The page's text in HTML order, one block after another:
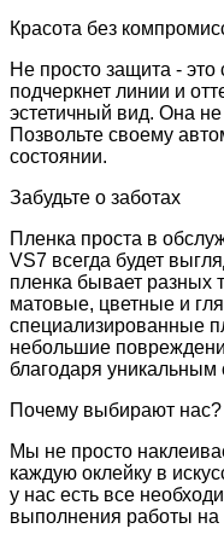
Красота без
Не просто защита - это
подчеркнет линии и
эстетичный вид. Она
Позвольте своему
состоянии.
Забудьте о заботах
Пленка проста в
VS7 всегда будет
пленка бывает разных
матовые, цветные и
специализированные
небольшие
благодаря уникальным
Почему выбирают нас?
Мы не просто
каждую оклейку в
у нас есть все
выполнения работы